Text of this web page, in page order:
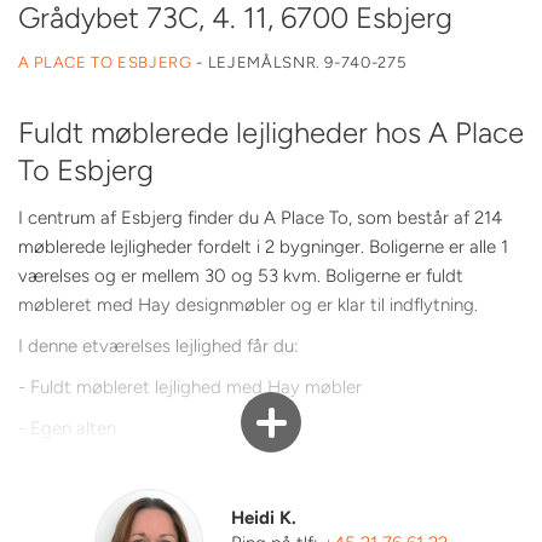
Grådybet 73C, 4. 11, 6700 Esbjerg
A PLACE TO ESBJERG - LEJEMÅLSNR. 9-740-275
Fuldt møblerede lejligheder hos A Place
To Esbjerg
I centrum af Esbjerg finder du A Place To, som består af 214
møblerede lejligheder fordelt i 2 bygninger. Boligerne er alle 1
værelses og er mellem 30 og 53 kvm. Boligerne er fuldt
møbleret med Hay designmøbler og er klar til indflytning.
I denne etværelses lejlighed får du:
- Fuldt møbleret lejlighed med Hay møbler
- Egen alten
- Flere fine fællesrum samt fælleskøkken
Heidi K.
Ønsket overtagelsesdato?